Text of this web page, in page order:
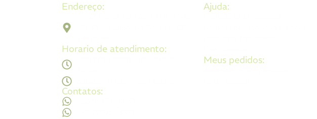
Endereço:
Horario de atendimento:
Contatos:
Ajuda:
Meus pedidos: